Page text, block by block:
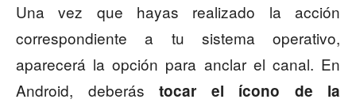
Una vez que hayas realizado la acción
correspondiente a tu sistema operativo,
aparecerá la opción para anclar el canal. En
Android, deberás tocar el ícono de la